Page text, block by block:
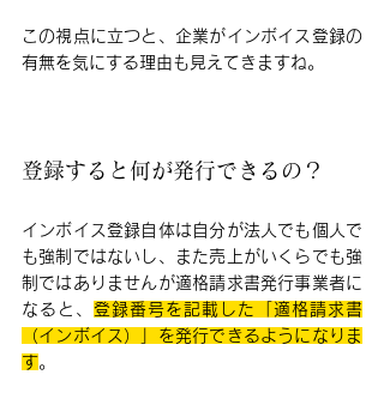
この視点に立つと、企業がインボイス登録の
有無を気にする理由も見えてきますね。
登録すると何が発行できるの？
インボイス登録自体は自分が法人でも個人で
も強制ではないし、また売上がいくらでも強
制ではありませんが適格請求書発行事業者に
なると、 登録番号を記載した「適格請求書
（インボイス）」を発行できるようになりま
す。